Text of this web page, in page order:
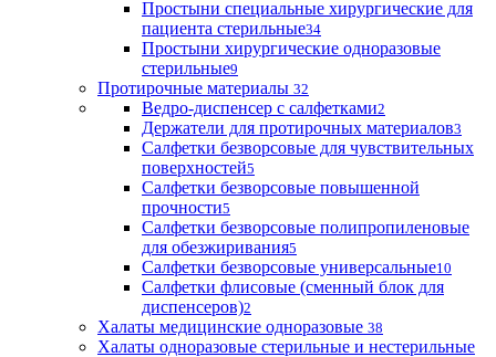
Простыни специальные хирургические для
пациента стерильные34
Простыни хирургические одноразовые
стерильные9
Протирочные материалы 32
Ведро-диспенсер с салфетками2
Держатели для протирочных материалов3
Салфетки безворсовые для чувствительных
поверхностей5
Салфетки безворсовые повышенной
прочности5
Салфетки безворсовые полипропиленовые
для обезжиривания5
Салфетки безворсовые универсальные10
Салфетки флисовые (сменный блок для
диспенсеров)2
Халаты медицинские одноразовые 38
Халаты одноразовые стерильные и нестерильные